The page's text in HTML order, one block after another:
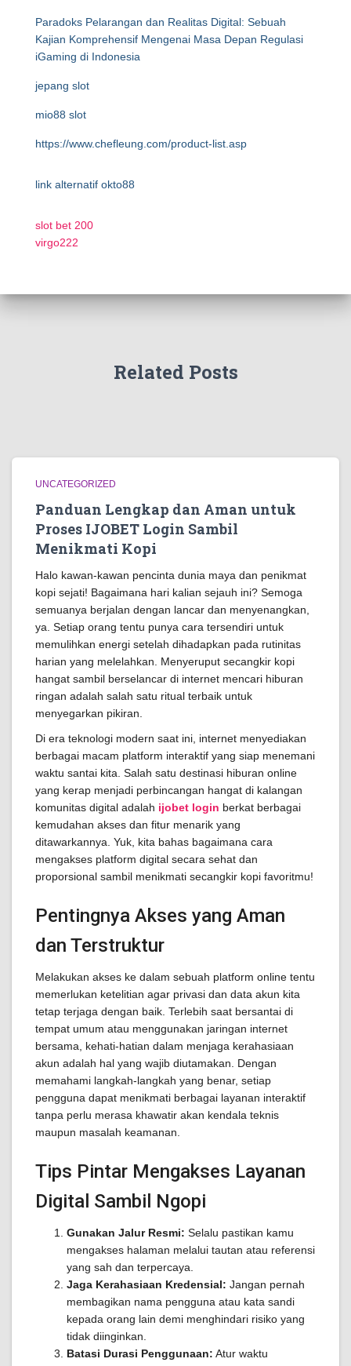
Paradoks Pelarangan dan Realitas Digital: Sebuah
Kajian Komprehensif Mengenai Masa Depan Regulasi
iGaming di Indonesia
jepang slot
mio88 slot
https://www.chefleung.com/product-list.asp
link alternatif okto88
slot bet 200
virgo222
Related Posts
UNCATEGORIZED
Panduan Lengkap dan Aman untuk
Proses IJOBET Login Sambil
Menikmati Kopi
Halo kawan-kawan pencinta dunia maya dan penikmat
kopi sejati! Bagaimana hari kalian sejauh ini? Semoga
semuanya berjalan dengan lancar dan menyenangkan,
ya. Setiap orang tentu punya cara tersendiri untuk
memulihkan energi setelah dihadapkan pada rutinitas
harian yang melelahkan. Menyeruput secangkir kopi
hangat sambil berselancar di internet mencari hiburan
ringan adalah salah satu ritual terbaik untuk
menyegarkan pikiran.
Di era teknologi modern saat ini, internet menyediakan
berbagai macam platform interaktif yang siap menemani
waktu santai kita. Salah satu destinasi hiburan online
yang kerap menjadi perbincangan hangat di kalangan
komunitas digital adalah ijobet login berkat berbagai
kemudahan akses dan fitur menarik yang
ditawarkannya. Yuk, kita bahas bagaimana cara
mengakses platform digital secara sehat dan
proporsional sambil menikmati secangkir kopi favoritmu!
Pentingnya Akses yang Aman
dan Terstruktur
Melakukan akses ke dalam sebuah platform online tentu
memerlukan ketelitian agar privasi dan data akun kita
tetap terjaga dengan baik. Terlebih saat bersantai di
tempat umum atau menggunakan jaringan internet
bersama, kehati-hatian dalam menjaga kerahasiaan
akun adalah hal yang wajib diutamakan. Dengan
memahami langkah-langkah yang benar, setiap
pengguna dapat menikmati berbagai layanan interaktif
tanpa perlu merasa khawatir akan kendala teknis
maupun masalah keamanan.
Tips Pintar Mengakses Layanan
Digital Sambil Ngopi
Gunakan Jalur Resmi: Selalu pastikan kamu
mengakses halaman melalui tautan atau referensi
yang sah dan terpercaya.
Jaga Kerahasiaan Kredensial: Jangan pernah
membagikan nama pengguna atau kata sandi
kepada orang lain demi menghindari risiko yang
tidak diinginkan.
Batasi Durasi Penggunaan: Atur waktu